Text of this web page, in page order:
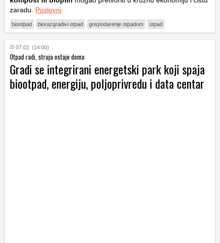
zaradu. Poslovni
biootpad biorazgradivi otpad gospodarenje otpadom otpad
07.02. (14:00)
Otpad radi, struja ostaje doma
Gradi se integrirani energetski park koji spaja
biootpad, energiju, poljoprivredu i data centar